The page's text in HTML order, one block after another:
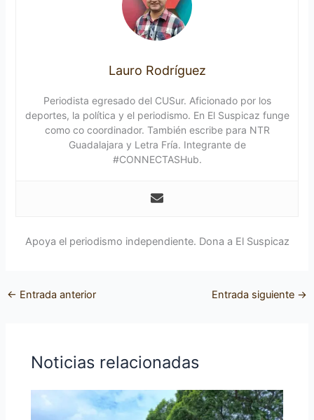
Lauro Rodríguez
Periodista egresado del CUSur. Aficionado por los
deportes, la política y el periodismo. En El Suspicaz funge
como co coordinador. También escribe para NTR
Guadalajara y Letra Fría. Integrante de
#CONNECTASHub.
Apoya el periodismo independiente. Dona a El Suspicaz
← Entrada anterior Entrada siguiente →
Noticias relacionadas